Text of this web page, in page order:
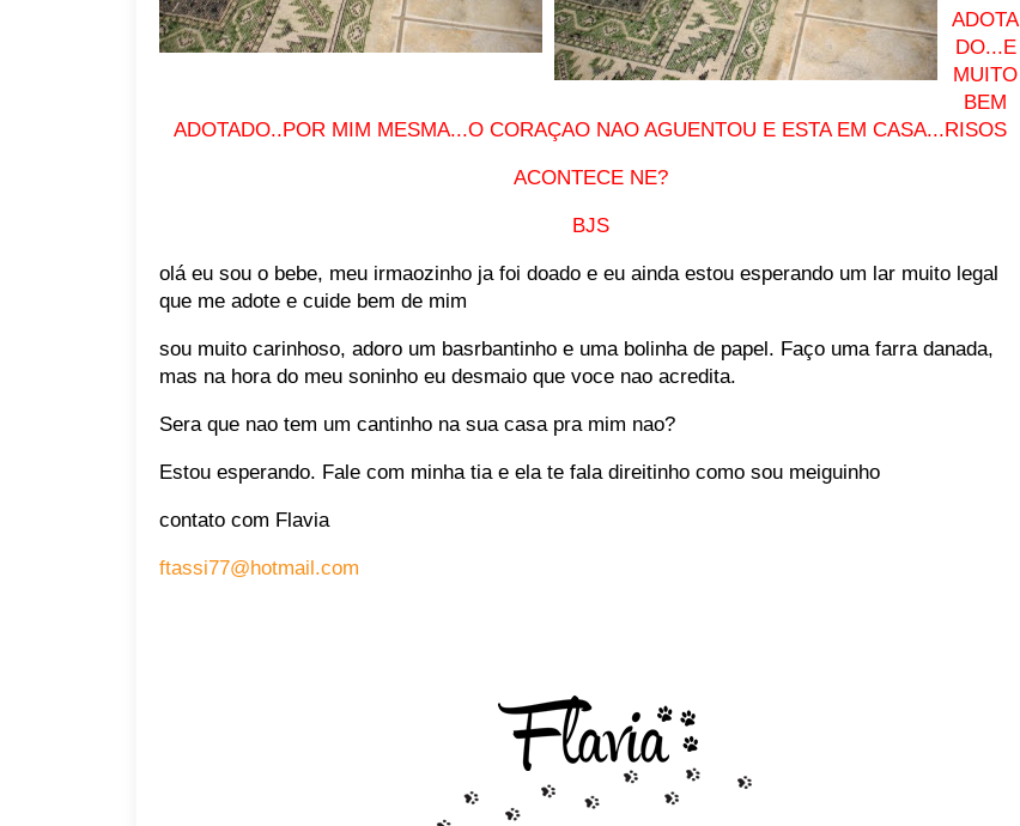
ADOTA
DO...E
MUITO
BEM
ADOTADO..POR MIM MESMA...O CORAÇAO NAO AGUENTOU E ESTA EM CASA...RISOS
ACONTECE NE?
BJS
olá eu sou o bebe, meu irmaozinho ja foi doado e eu ainda estou esperando um lar muito legal
que me adote e cuide bem de mim
sou muito carinhoso, adoro um basrbantinho e uma bolinha de papel. Faço uma farra danada,
mas na hora do meu soninho eu desmaio que voce nao acredita.
Sera que nao tem um cantinho na sua casa pra mim nao?
Estou esperando. Fale com minha tia e ela te fala direitinho como sou meiguinho
contato com Flavia
ftassi77@hotmail.com